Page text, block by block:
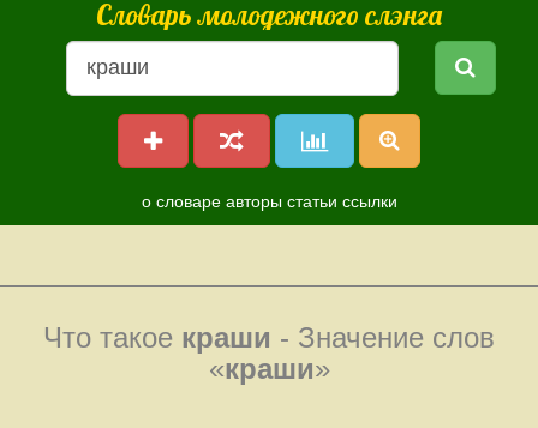
Словарь молодежного слэнга
о словаре авторы статьи ссылки
Что такое краши - Значение слов
«краши»